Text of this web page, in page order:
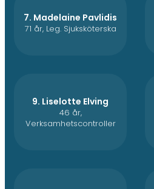
7. Madelaine Pavlidis
71 år, Leg. Sjuksköterska
9. Liselotte Elving
46 år,
Verksamhetscontroller